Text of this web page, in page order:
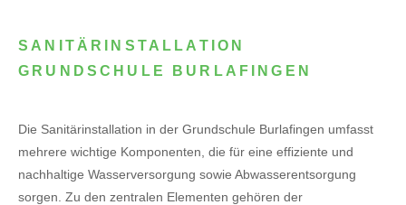
SANITÄRINSTALLATION
GRUNDSCHULE BURLAFINGEN
Die Sanitärinstallation in der Grundschule Burlafingen umfasst
mehrere wichtige Komponenten, die für eine effiziente und
nachhaltige Wasserversorgung sowie Abwasserentsorgung
sorgen. Zu den zentralen Elementen gehören der